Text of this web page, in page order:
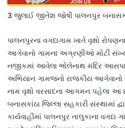
3 જુલાઈ જીતેશ જોષી પાલનપુર
પાલનપુરના વગદાગામ ખાતે વૃક્ષો
આગેવાનો ગામના અગ્રણીઓ મોટી
નજીકમાં આવેલા ભોલેનાથ મંદિર
અભિયાન ગામજનો રાજકીય
નામ વૃક્ષો વરસાદના આગમન પહેલા આ
બનાસકાંઠા જિલ્લા સહકારી સંસ્થામાં
કાર્યવાહીમાં પાલનપુર તાલુકાના વગદા